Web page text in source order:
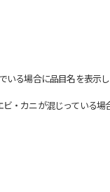
る場合に品目名を表示し
カニが混じっている